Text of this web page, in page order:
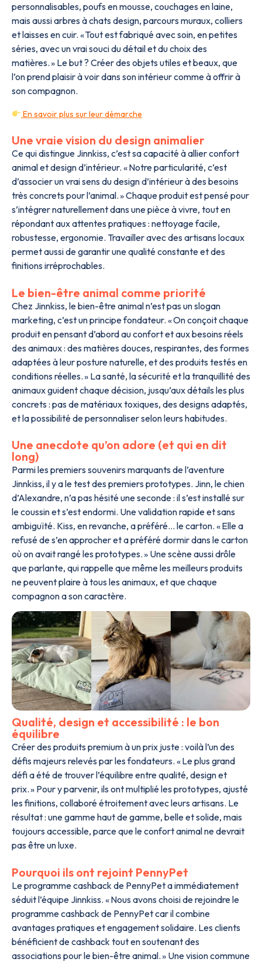
personnalisables, poufs en mousse, couchages en laine,
mais aussi arbres à chats design, parcours muraux, colliers
et laisses en cuir. « Tout est fabriqué avec soin, en petites
séries, avec un vrai souci du détail et du choix des
matières. » Le but ? Créer des objets utiles et beaux, que
l’on prend plaisir à voir dans son intérieur comme à offrir à
son compagnon.
En savoir plus sur leur démarche
Une vraie vision du design animalier
Ce qui distingue Jinnkiss, c’est sa capacité à allier confort
animal et design d’intérieur. « Notre particularité, c’est
d’associer un vrai sens du design d’intérieur à des besoins
très concrets pour l’animal. » Chaque produit est pensé pour
s’intégrer naturellement dans une pièce à vivre, tout en
répondant aux attentes pratiques : nettoyage facile,
robustesse, ergonomie. Travailler avec des artisans locaux
permet aussi de garantir une qualité constante et des
finitions irréprochables.
Le bien-être animal comme priorité
Chez Jinnkiss, le bien-être animal n’est pas un slogan
marketing, c’est un principe fondateur. « On conçoit chaque
produit en pensant d’abord au confort et aux besoins réels
des animaux : des matières douces, respirantes, des formes
adaptées à leur posture naturelle, et des produits testés en
conditions réelles. » La santé, la sécurité et la tranquillité des
animaux guident chaque décision, jusqu’aux détails les plus
concrets : pas de matériaux toxiques, des designs adaptés,
et la possibilité de personnaliser selon leurs habitudes.
Une anecdote qu’on adore (et qui en dit
long)
Parmi les premiers souvenirs marquants de l’aventure
Jinnkiss, il y a le test des premiers prototypes. Jinn, le chien
d’Alexandre, n’a pas hésité une seconde : il s’est installé sur
le coussin et s’est endormi. Une validation rapide et sans
ambiguïté. Kiss, en revanche, a préféré… le carton. « Elle a
refusé de s’en approcher et a préféré dormir dans le carton
où on avait rangé les prototypes. » Une scène aussi drôle
que parlante, qui rappelle que même les meilleurs produits
ne peuvent plaire à tous les animaux, et que chaque
compagnon a son caractère.
Qualité, design et accessibilité : le bon
équilibre
Créer des produits premium à un prix juste : voilà l’un des
défis majeurs relevés par les fondateurs. « Le plus grand
défi a été de trouver l’équilibre entre qualité, design et
prix. » Pour y parvenir, ils ont multiplié les prototypes, ajusté
les finitions, collaboré étroitement avec leurs artisans. Le
résultat : une gamme haut de gamme, belle et solide, mais
toujours accessible, parce que le confort animal ne devrait
pas être un luxe.
Pourquoi ils ont rejoint PennyPet
Le programme cashback de PennyPet a immédiatement
séduit l’équipe Jinnkiss. « Nous avons choisi de rejoindre le
programme cashback de PennyPet car il combine
avantages pratiques et engagement solidaire. Les clients
bénéficient de cashback tout en soutenant des
associations pour le bien-être animal. » Une vision commune